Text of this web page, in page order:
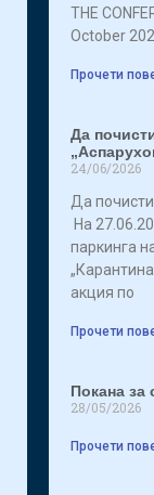
THE
October
Прочети
Да
24/06/2026
Да
На
паркинга
акция по
Прочети
Покана за
28/05/2026
Прочети